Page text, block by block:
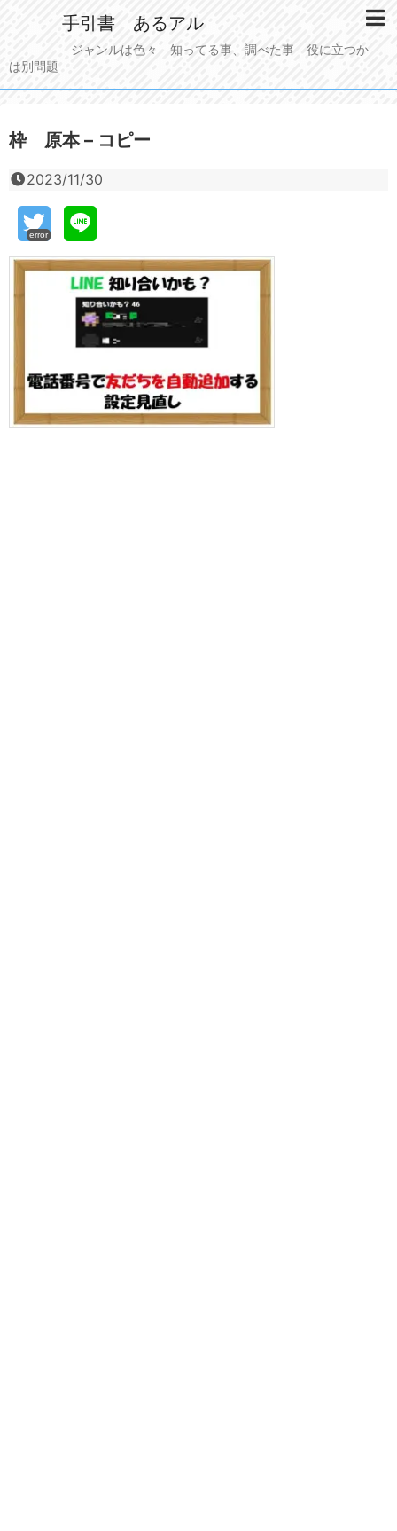
手引書 あるアル
ジャンルは色々 知ってる事、調べた事 役に立つか
は別問題
枠 原本 – コピー
2023/11/30
error